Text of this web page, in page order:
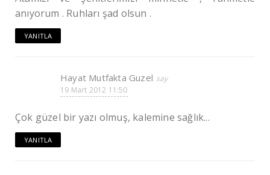
anıyorum . Ruhları şad olsun .
YANITLA
Hayat Mutfakta Guzel
19 Mart 2012 11:50
Çok güzel bir yazı olmuş, kalemine sağlık...
YANITLA